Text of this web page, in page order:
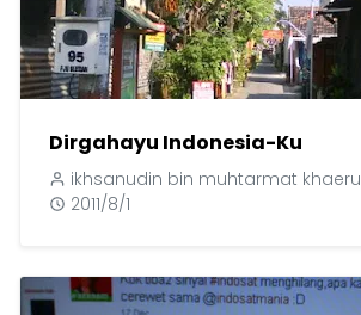
Dirgahayu Indonesia-Ku
ikhsanudin bin muhtarmat
2011/8/1